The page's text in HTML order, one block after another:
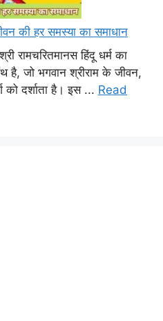
की हर समस्या का समाधान
रामचरितमानस हिंदू धर्म का
है, जो भगवान श्रीराम के जीवन,
दर्शाता है। इस ... Read